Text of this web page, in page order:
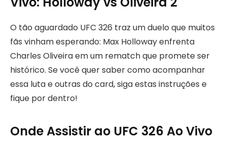
O tão aguardado UFC 326 traz um duelo que muitos
fãs vinham esperando: Max Holloway enfrenta
Charles Oliveira em um rematch que promete ser
histórico. Se você quer saber como acompanhar
essa luta e outras do card, siga estas instruções e
fique por dentro!
Onde Assistir ao UFC 326 Ao Vivo